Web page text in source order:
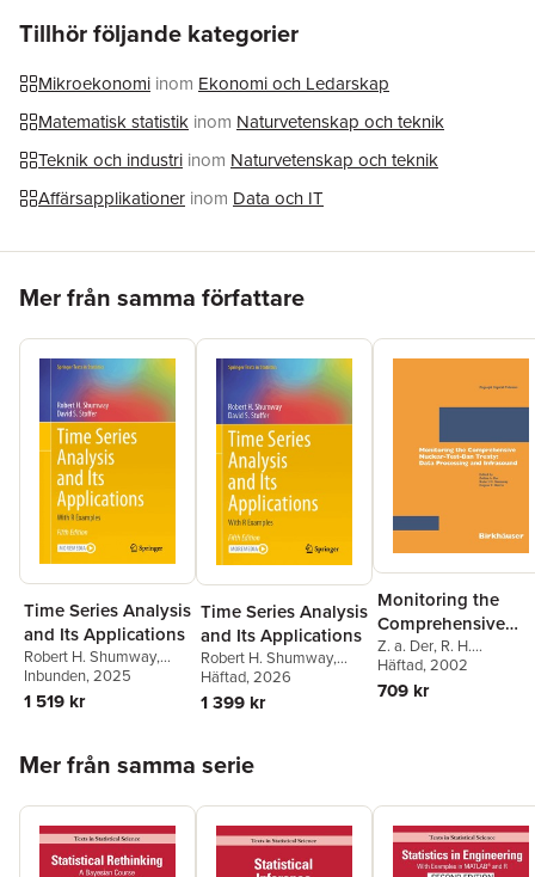
Tillhör följande kategorier
Mikroekonomi inom Ekonomi och Ledarskap
Matematisk statistik inom Naturvetenskap och teknik
Teknik och industri inom Naturvetenskap och teknik
Affärsapplikationer inom Data och IT
Mer från samma författare
Time Series Analysis
and Its Applications
Robert H. Shumway,
David S. Stoffer
Inbunden, 2025
1 519 kr
Time Series Analysis
and Its Applications
Robert H. Shumway,
David S. Stoffer
Häftad, 2026
1 399 kr
Monitoring the
Comprehensive
Nuclear-Test-Ban
Treaty: Data
Processing and
Z. a. Der, R. H.
Shumway,Zoltan A.
Robert H. Shumway
Eugene T. Herrin
Häftad, 2002
709 kr
Mer från samma serie